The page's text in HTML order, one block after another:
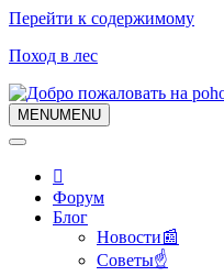
Перейти к содержимому
Поход в лес
MENUMENU
Форум
Блог
Новости📰
Советы☝